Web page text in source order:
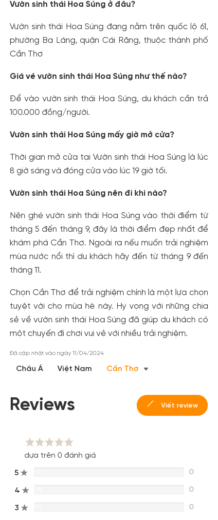
Vườn sinh thái Hoa Súng ở đâu?
Vườn sinh thái Hoa Súng đang nằm trên quốc lộ 61,
phường Ba Láng, quận Cái Răng, thuộc thành phố
Cần Thơ
Giá vé vườn sinh thái Hoa Súng như thế nào?
Để vào vườn sinh thái Hoa Súng, du khách cần trả
100.000 đồng/người.
Vườn sinh thái Hoa Súng mấy giờ mở cửa?
Thời gian mở cửa tại Vườn sinh thái Hoa Súng là lúc
8 giờ sáng và đóng cửa vào lúc 19 giờ tối.
Vườn sinh thái Hoa Súng nên đi khi nào?
Nên ghé vườn sinh thái Hoa Súng vào thời điểm từ
tháng 5 đến tháng 9, đây là thời điểm đẹp nhất để
khám phá Cần Thơ. Ngoài ra nếu muốn trải nghiệm
mùa nước nổi thì du khách hãy đến từ tháng 9 đến
tháng 11.
Chọn Cần Thơ để trải nghiệm chính là một lựa chọn
tuyệt vời cho mùa hè này. Hy vọng với những chia
sẻ về vườn sinh thái Hoa Súng đã giúp du khách có
một chuyến đi chơi vui vẻ với nhiều trải nghiệm.
Đã cập nhật vào ngày 11/04/2024
Châu Á Việt Nam Cần Thơ
Reviews Viết review
dựa trên 0 đánh giá
5 0
4 0
3 0